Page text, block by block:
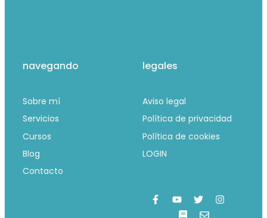
navegando
Sobre mí
Servicios
Cursos
Blog
Contacto
legales
Aviso legal
Política de privacidad
Política de cookies
LOGIN